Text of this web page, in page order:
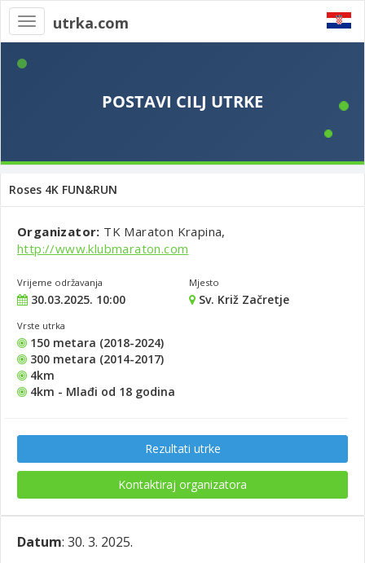
Toggle
navigation
utrka.com
Roses 4K FUN&RUN
Organizator: TK Maraton Krapina,
http://www.klubmaraton.com
Vrijeme održavanja
30.03.2025. 10:00
Mjesto
Sv. Križ Začretje
Vrste utrka
150 metara (2018-2024)
300 metara (2014-2017)
4km
4km - Mlađi od 18 godina
Rezultati utrke
Kontaktiraj organizatora
Datum: 30. 3. 2025.